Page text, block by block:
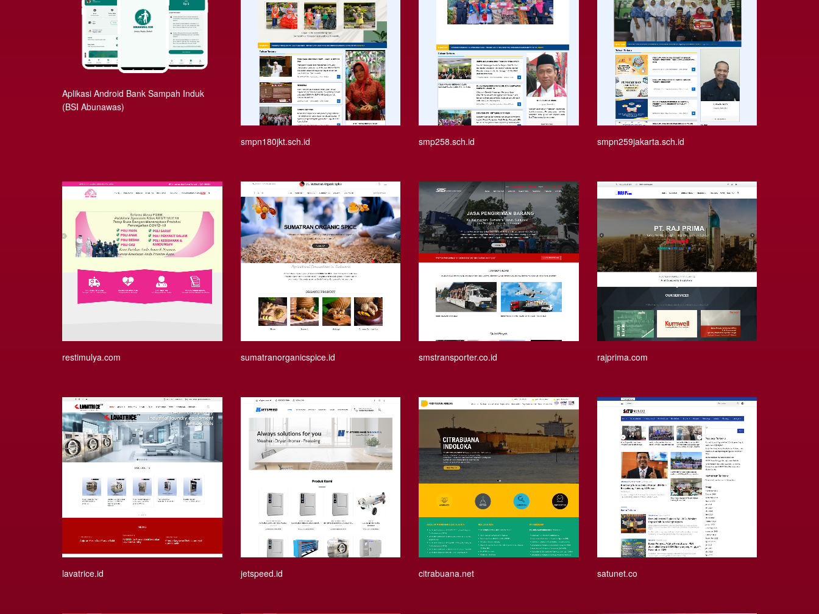
Aplikasi Android Bank Sampah Induk
(BSI Abunawas)
smpn180jkt.sch.id smp258.sch.id smpn259jakarta.sch.id
restimulya.com sumatranorganicspice.id smstransporter.co.id rajprima.com
lavatrice.id jetspeed.id citrabuana.net satunet.co